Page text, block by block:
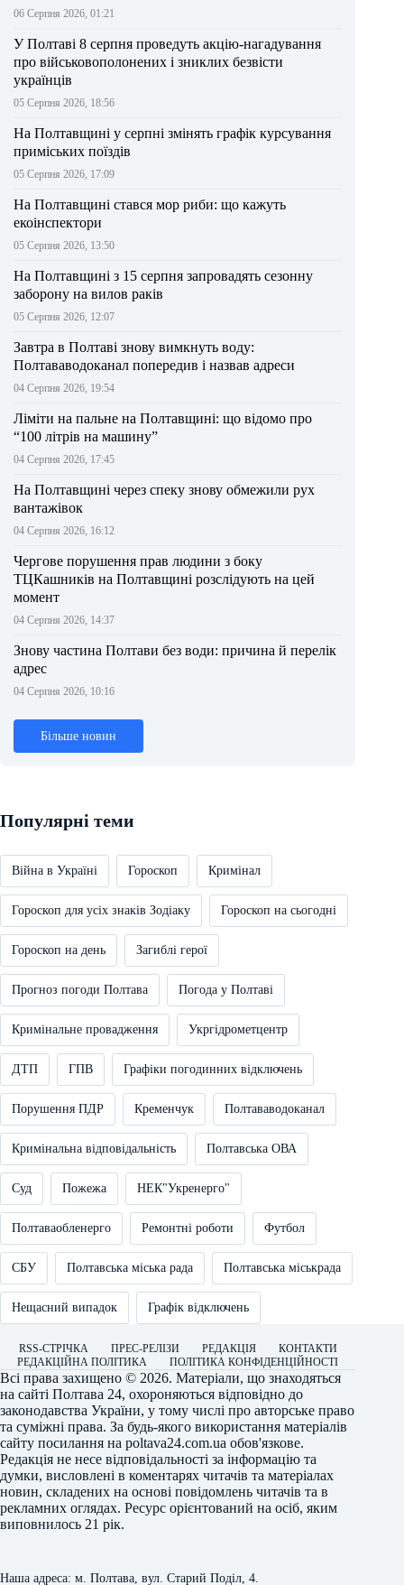
06 Серпня 2026, 01:21
У Полтаві 8 серпня проведуть акцію-нагадування
про військовополонених і зниклих безвісти
українців
05 Серпня 2026, 18:56
На Полтавщині у серпні змінять графік курсування
приміських поїздів
05 Серпня 2026, 17:09
На Полтавщині стався мор риби: що кажуть
екоінспектори
05 Серпня 2026, 13:50
На Полтавщині з 15 серпня запровадять сезонну
заборону на вилов раків
05 Серпня 2026, 12:07
Завтра в Полтаві знову вимкнуть воду:
Полтававодоканал попередив і назвав адреси
04 Серпня 2026, 19:54
Ліміти на пальне на Полтавщині: що відомо про
“100 літрів на машину”
04 Серпня 2026, 17:45
На Полтавщині через спеку знову обмежили рух
вантажівок
04 Серпня 2026, 16:12
Чергове порушення прав людини з боку
ТЦКашників на Полтавщині розслідують на цей
момент
04 Серпня 2026, 14:37
Знову частина Полтави без води: причина й перелік
адрес
04 Серпня 2026, 10:16
Більше новин
Популярні теми
Війна в Україні Гороскоп Кримінал
Гороскоп для усіх знаків Зодіаку Гороскоп на сьогодні
Гороскоп на день Загиблі герої
Прогноз погоди Полтава Погода у Полтаві
Кримінальне провадження Укргідрометцентр
ДТП ГПВ Графіки погодинних відключень
Порушення ПДР Кременчук Полтававодоканал
Кримінальна відповідальність Полтавська ОВА
Суд Пожежа НЕК"Укренерго"
Полтаваобленерго Ремонтні роботи Футбол
СБУ Полтавська міська рада Полтавська міськрада
Нещасний випадок Графік відключень
RSS-СТРІЧКА ПРЕС-РЕЛІЗИ РЕДАКЦІЯ
КОНТАКТИ
РЕДАКЦІЙНА ПОЛІТИКА
ПОЛІТИКА КОНФІДЕНЦІЙНОСТІ
Всі права захищено © 2026. Матеріали, що знаходяться
на сайті Полтава 24, охороняються відповідно до
законодавства України, у тому числі про авторське право
та суміжні права. За будь-якого використання матеріалів
сайту посилання на poltava24.com.ua обов'язкове.
Редакція не несе відповідальності за інформацію та
думки, висловлені в коментарях читачів та матеріалах
новин, складених на основі повідомлень читачів та в
рекламних оглядах. Ресурс орієнтований на осіб, яким
виповнилось 21 рік.
Наша адреса: м. Полтава, вул. Старий Поділ, 4.